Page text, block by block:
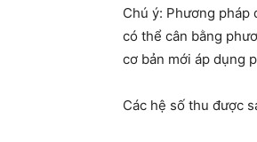
Chú ý: Phương pháp
có thể cân bằng
cơ bản mới áp dụng
Các hệ số thu được